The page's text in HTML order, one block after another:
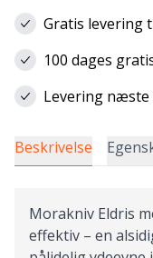
Gratis levering
100 dages
Levering næste
Beskrivelse
Morakniv Eldris
effektiv – en